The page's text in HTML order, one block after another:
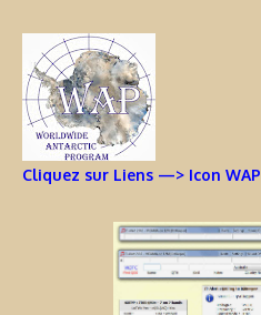
Cliquez sur Liens —> Icon WAP